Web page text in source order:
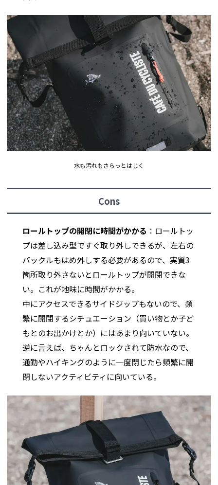
水も汚れもさらっとはじく
Cons
ロールトップの開閉に時間がかかる ：ロールトッ
プは差し込み型ですぐ取り外しできるが、左右の
バックルもはめ外しする必要があるので、実質3
箇所取り外さないとロールトップが開閉できな
い。これが地味に時間がかかる。
中にアクセスできるサイドジップもないので、頻
繁に開閉するシチュエーション（買い物とか子ど
もとのお出かけとか）にはあまり向いていない。
逆に言えば、ちゃんとロックされて防水なので、
通勤やハイキングのように一度閉じたら頻繁に開
閉しないアクティビティに向いている。